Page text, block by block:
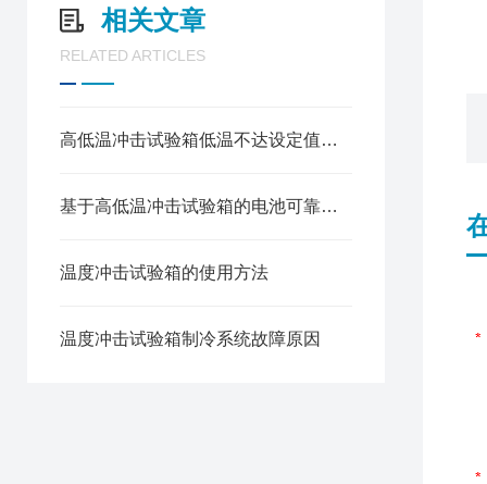
相关文章
RELATED ARTICLES
高低温冲击试验箱低温不达设定值的原因
基于高低温冲击试验箱的电池可靠性测试方案
温度冲击试验箱的使用方法
温度冲击试验箱制冷系统故障原因